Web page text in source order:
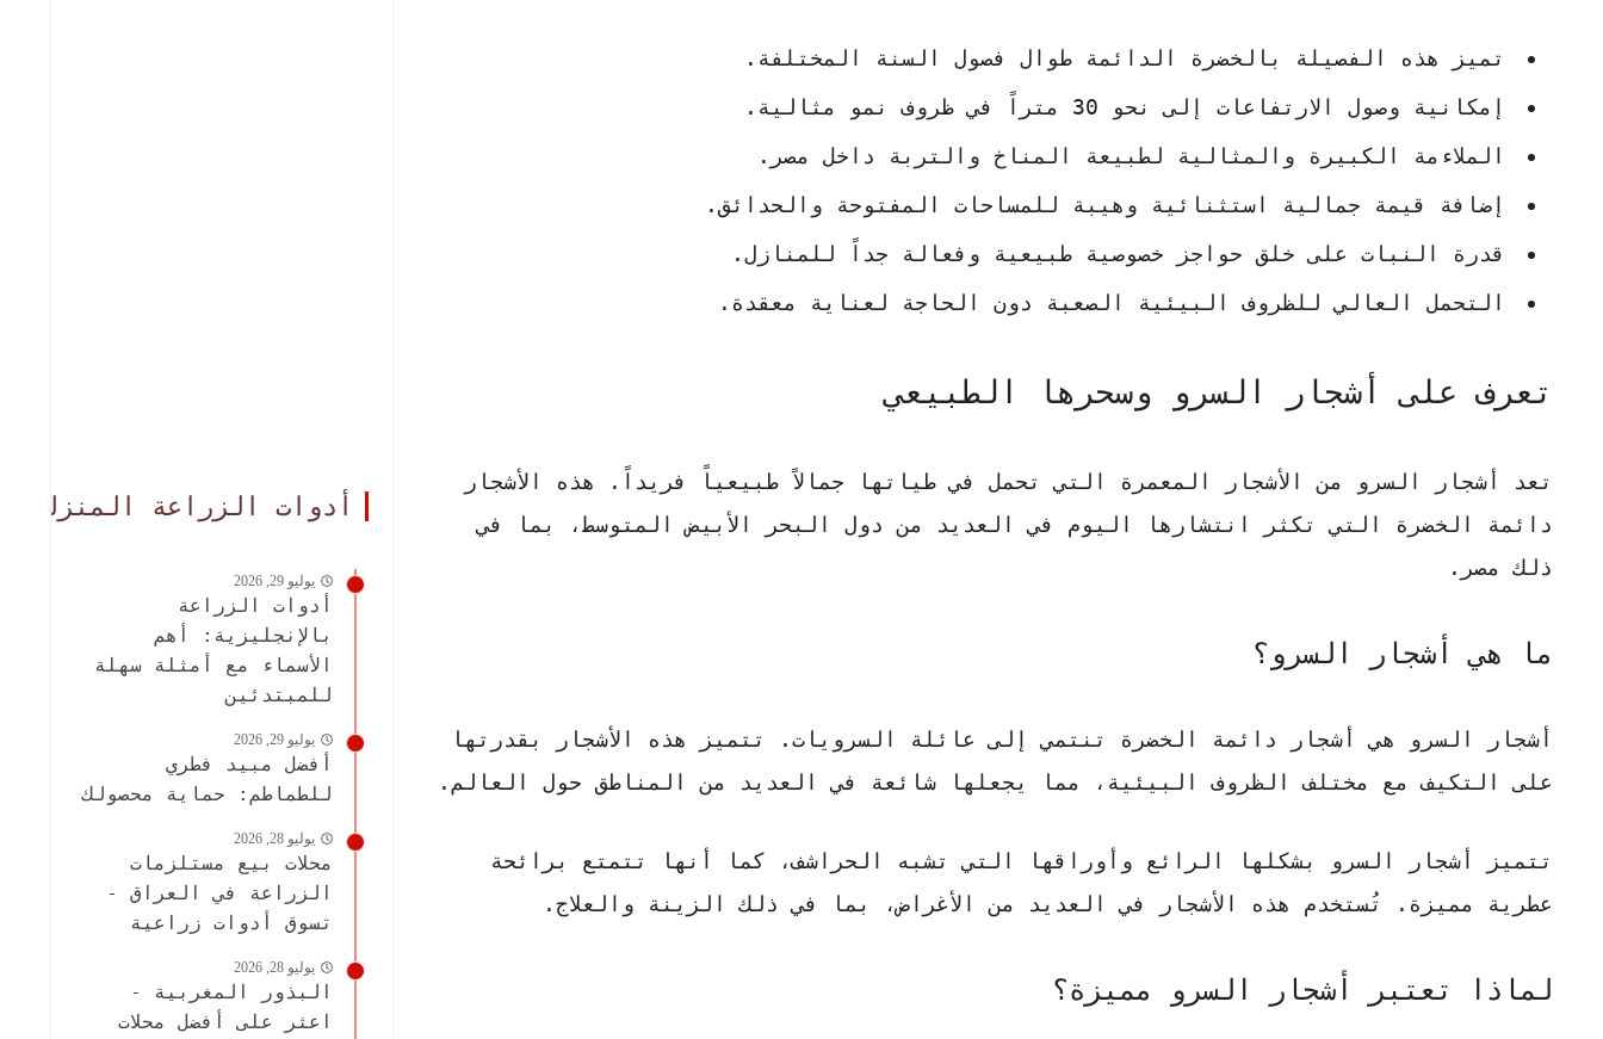
تميز هذه الفصيلة بالخضرة الدائمة طوال فصول السنة المختلفة.
إمكانية وصول الارتفاعات إلى نحو 30 متراً في ظروف نمو مثالية.
الملاءمة الكبيرة والمثالية لطبيعة المناخ والتربة داخل مصر.
إضافة قيمة جمالية استثنائية وهيبة للمساحات المفتوحة والحدائق.
قدرة النبات على خلق حواجز خصوصية طبيعية وفعالة جداً للمنازل.
التحمل العالي للظروف البيئية الصعبة دون الحاجة لعناية معقدة.
تعرف على أشجار السرو وسحرها الطبيعي
تعد أشجار السرو
من الأشجار المعمرة التي تحمل في طياتها جمالاً طبيعياً فريداً. هذه الأشجار
دائمة الخضرة التي تكثر انتشارها اليوم في العديد من دول البحر الأبيض المتوسط، بما في
ذلك مصر.
ما هي أشجار السرو؟
أشجار السرو هي أشجار دائمة الخضرة تنتمي إلى عائلة السرويات. تتميز هذه الأشجار بقدرتها
على التكيف مع مختلف الظروف البيئية، مما يجعلها شائعة في العديد من المناطق حول العالم.
تتميز أشجار السرو
بشكلها الرائع وأوراقها التي تشبه الحراشف، كما أنها تتمتع برائحة
عطرية مميزة. تُستخدم هذه الأشجار في العديد من الأغراض، بما في ذلك الزينة والعلاج.
لماذا تعتبر أشجار السرو مميزة؟
أدوات الزراعة المنزلية
يوليو 29, 2026
أدوات الزراعة
بالإنجليزية: أهم
الأسماء مع أمثلة سهلة
للمبتدئين
يوليو 29, 2026
أفضل مبيد فطري
للطماطم: حماية محصولك
يوليو 28, 2026
محلات بيع مستلزمات
الزراعة في العراق -
تسوق أدوات زراعية
يوليو 28, 2026
البذور المغربية -
اعثر على أفضل محلات